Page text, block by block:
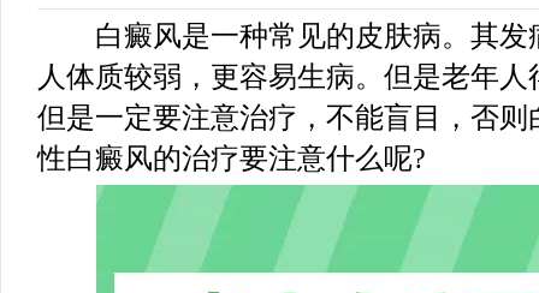
白癜风是一种常见的皮肤病。其发
人体质较弱，更容易生病。但是老年
但是一定要注意治疗，不能盲目，否
性白癜风的治疗要注意什么呢?